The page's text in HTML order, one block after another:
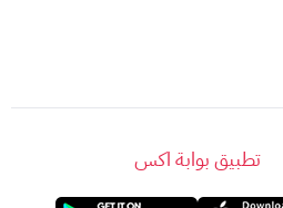
تطبيق بوابة اكس